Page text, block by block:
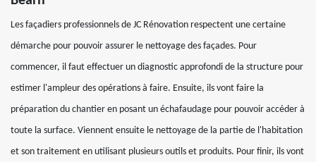
Les façadiers professionnels de JC Rénovation respectent une certaine
démarche pour pouvoir assurer le nettoyage des façades. Pour
commencer, il faut effectuer un diagnostic approfondi de la structure pour
estimer l'ampleur des opérations à faire. Ensuite, ils vont faire la
préparation du chantier en posant un échafaudage pour pouvoir accéder à
toute la surface. Viennent ensuite le nettoyage de la partie de l'habitation
et son traitement en utilisant plusieurs outils et produits. Pour finir, ils vont